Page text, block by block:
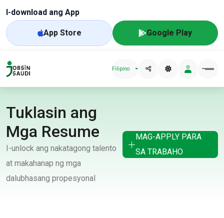
I-download ang App
App Store Google Play
Filipino
Tuklasin ang
Mga Resume
I-unlock ang nakatagong talento
at makahanap ng mga
dalubhasang propesyonal
MAG-APPLY PARA
SA TRABAHO